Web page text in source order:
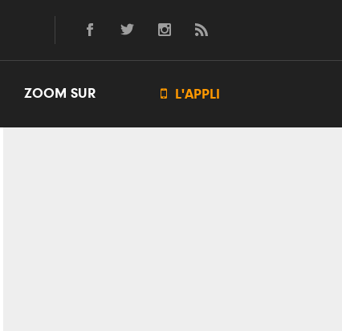
ZOOM SUR  L'APPLI